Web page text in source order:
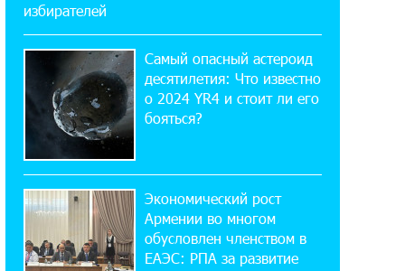
Состоялось открытие Khachaturian
Rooftop при поддержке IDBank
18:38:18 28-07-2026
Пашинян ты упустил свой шанс уйти
спокойно. Аршак Карапетян
12:04:53 28-07-2026
Обновленный Центр продаж и
обслуживания Ucom открылся по
адресу ул. Шаумяна, 24/2 в Арарате
избирателей
Самый опасный астероид
десятилетия: Что известно
о 2024 YR4 и стоит ли его
бояться?
Экономический рост
Армении во многом
обусловлен членством в
ЕАЭС: РПА за развитие